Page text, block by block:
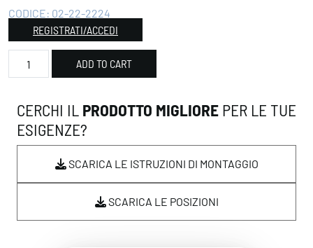
CODICE: 02-22-2224
REGISTRATI/ACCEDI
Carrello superiore DX con cerniera intera nero quantity
ADD TO CART
CERCHI IL PRODOTTO MIGLIORE PER LE TUE
ESIGENZE?
SCARICA LE ISTRUZIONI DI MONTAGGIO
SCARICA LE POSIZIONI